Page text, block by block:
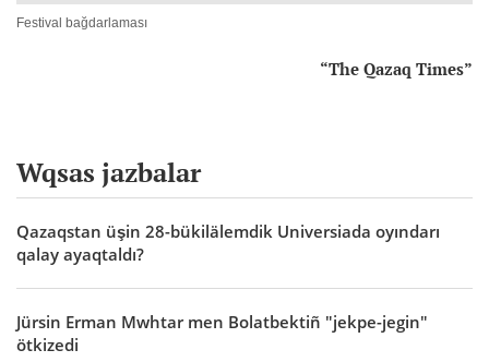
Festival bağdarlaması
“The Qazaq Times”
Wqsas jazbalar
Qazaqstan üşin 28-bükilälemdik Universiada oyındarı
qalay ayaqtaldı?
Jürsin Erman Mwhtar men Bolatbektiñ "jekpe-jegin"
ötkizedi